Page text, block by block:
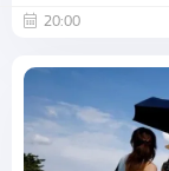
20:00